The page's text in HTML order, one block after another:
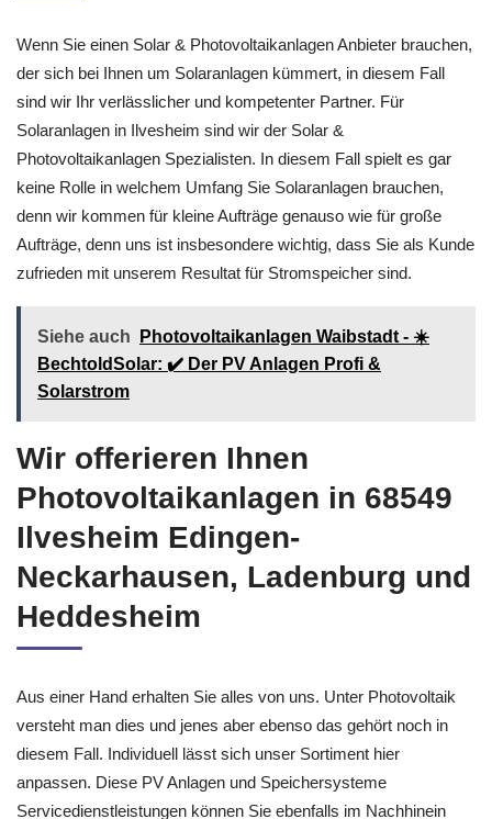
Wenn Sie einen Solar & Photovoltaikanlagen Anbieter brauchen,
der sich bei Ihnen um Solaranlagen kümmert, in diesem Fall
sind wir Ihr verlässlicher und kompetenter Partner. Für
Solaranlagen in Ilvesheim sind wir der Solar &
Photovoltaikanlagen Spezialisten. In diesem Fall spielt es gar
keine Rolle in welchem Umfang Sie Solaranlagen brauchen,
denn wir kommen für kleine Aufträge genauso wie für große
Aufträge, denn uns ist insbesondere wichtig, dass Sie als Kunde
zufrieden mit unserem Resultat für Stromspeicher sind.
Siehe auch
Photovoltaikanlagen Waibstadt - ☀️
BechtoldSolar: ✔️ Der PV Anlagen Profi &
Solarstrom
Wir offerieren Ihnen
Photovoltaikanlagen in 68549
Ilvesheim Edingen-
Neckarhausen, Ladenburg und
Heddesheim
Aus einer Hand erhalten Sie alles von uns. Unter Photovoltaik
versteht man dies und jenes aber ebenso das gehört noch in
diesem Fall. Individuell lässt sich unser Sortiment hier
anpassen. Diese PV Anlagen und Speichersysteme
Servicedienstleistungen können Sie ebenfalls im Nachhinein